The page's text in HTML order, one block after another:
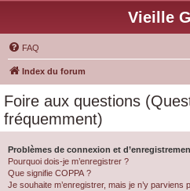
Vieille
FAQ
Index du forum
Foire aux questions
fréquemment)
Problèmes de connexion et
Pourquoi dois-je m’enregistrer ?
Que signifie COPPA ?
Je souhaite m’enregistrer, mais je n’y parviens